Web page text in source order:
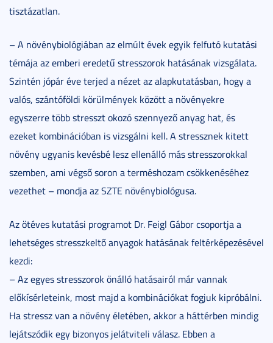
tisztázatlan.
– A növénybiológiában az elmúlt évek egyik felfutó kutatási
témája az emberi eredetű stresszorok hatásának vizsgálata.
Szintén jópár éve terjed a nézet az alapkutatásban, hogy a
valós, szántóföldi körülmények között a növényekre
egyszerre több stresszt okozó szennyező anyag hat, és
ezeket kombinációban is vizsgálni kell. A stressznek kitett
növény ugyanis kevésbé lesz ellenálló más stresszorokkal
szemben, ami végső soron a terméshozam csökkenéséhez
vezethet – mondja az SZTE növénybiológusa.
Az ötéves kutatási programot Dr. Feigl Gábor csoportja a
lehetséges stresszkeltő anyagok hatásának feltérképezésével
kezdi:
– Az egyes stresszorok önálló hatásairól már vannak
előkísérleteink, most majd a kombinációkat fogjuk kipróbálni.
Ha stressz van a növény életében, akkor a háttérben mindig
lejátszódik egy bizonyos jelátviteli válasz. Ebben a